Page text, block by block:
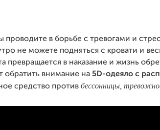
проводите в борьбе с тревогами и
не можете подняться с кровати и
превращается в наказание и жизнь
обратить внимание на 5D-одеяло с
средство против бессонницы,